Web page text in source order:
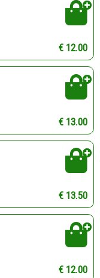
€ 12.00
€ 13.00
€ 13.50
€ 12.00